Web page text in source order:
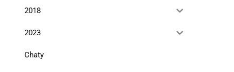
2018
2023
Chaty